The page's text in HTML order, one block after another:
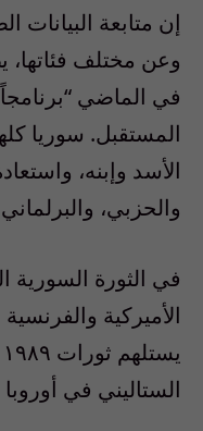
إن متابعة
وعن مختلف فئاتها،
في الماضي “برنامجاً
المستقبل. سوريا
الأسد وإبنه،
والحزبي،
في الثورة السورية
الأميركية
الستاليني في